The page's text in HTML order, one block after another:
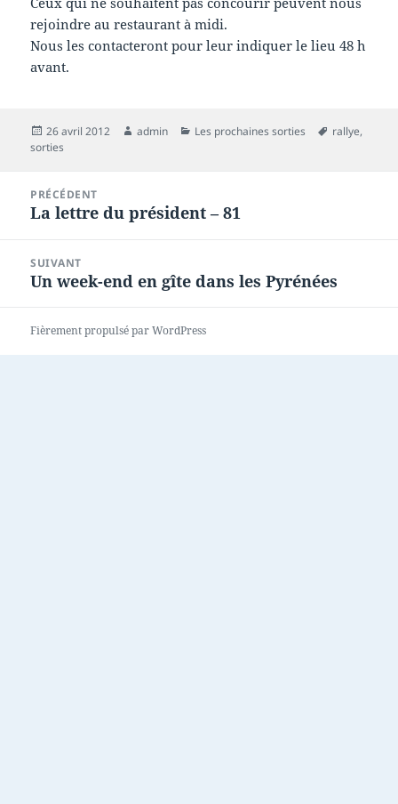
rejoindre au restaurant à midi.
Nous les contacteront pour leur indiquer le lieu 48 h
avant.
Publié
le
26 avril 2012 Auteur
admin Catégories
Les prochaines sorties
Mots-
rallye,
sorties
l’article
PRÉCÉDENT
Article
La lettre du président – 81
SUIVANT
Article
Un week-end en gîte dans les Pyrénées
Fièrement propulsé par WordPress